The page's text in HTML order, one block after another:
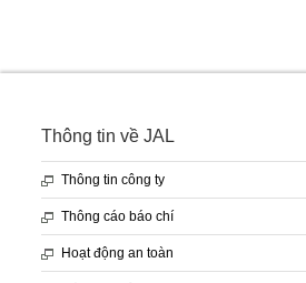
Thông tin về JAL
Thông tin công ty
Thông cáo báo chí
Hoạt động an toàn